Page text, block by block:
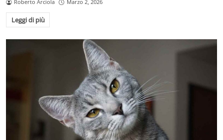
Roberto Arciola Marzo 2, 2026
Leggi di più